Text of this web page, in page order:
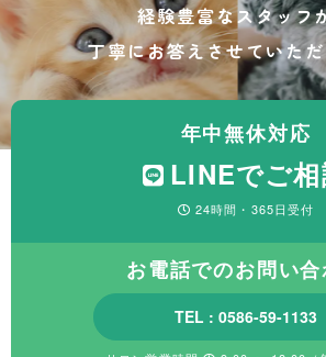
経験豊富なスタッフ
丁寧にお答えさせていた
年中無休対応
LINEでご
24時間・365日受付
お電話でのお問い
TEL : 0586-59-1133